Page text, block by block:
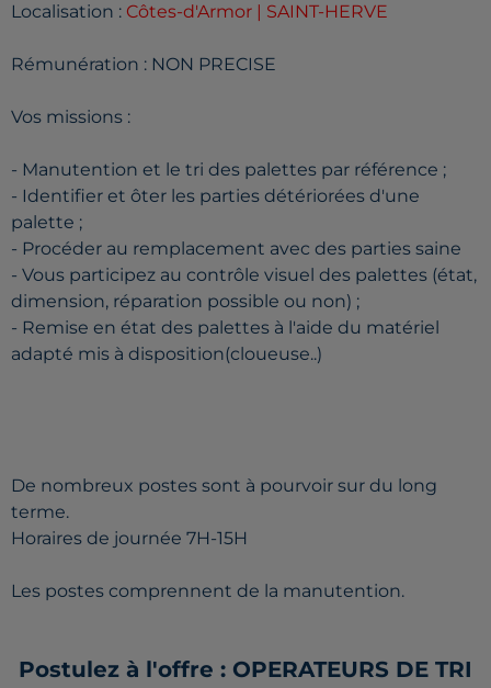
Localisation : Côtes-d'Armor | SAINT-HERVE
Rémunération : NON PRECISE
Vos missions :
- Manutention et le tri des palettes par référence ;
- Identifier et ôter les parties détériorées d'une
palette ;
- Procéder au remplacement avec des parties saine
- Vous participez au contrôle visuel des palettes (état,
dimension, réparation possible ou non) ;
- Remise en état des palettes à l'aide du matériel
adapté mis à disposition(cloueuse..)
De nombreux postes sont à pourvoir sur du long
terme.
Horaires de journée 7H-15H
Les postes comprennent de la manutention.
Postulez à l'offre : OPERATEURS DE TRI